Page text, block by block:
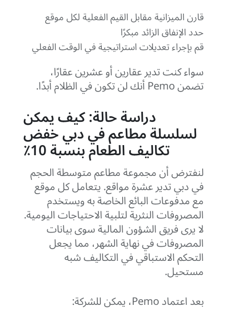
قارن الميزانية مقابل القيم الفعلية لكل موقع
حدد الإنفاق الزائد مبكرًا
قم بإجراء تعديلات استراتيجية في الوقت الفعلي
سواء كنت تدير عقارين أو عشرين عقارًا،
تضمن Pemo أنك لن تكون في الظلام أبدًا.
دراسة حالة: كيف يمكن
لسلسلة مطاعم في دبي خفض
تكاليف الطعام بنسبة 10٪
لنفترض أن مجموعة مطاعم متوسطة الحجم
في دبي تدير عشرة مواقع. يتعامل كل موقع
مع مدفوعات البائع الخاصة به ويستخدم
المصروفات النثرية لتلبية الاحتياجات اليومية.
لا يرى فريق الشؤون المالية سوى بيانات
المصروفات في نهاية الشهر، مما يجعل
التحكم الاستباقي في التكاليف شبه
مستحيل.
بعد اعتماد Pemo، يمكن للشركة: